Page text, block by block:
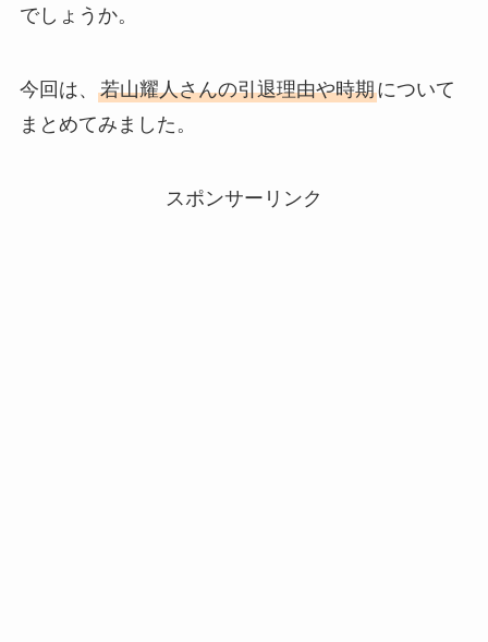
でしょうか。
今回は、 若山耀人さんの引退理由や時期について
まとめてみました。
スポンサーリンク